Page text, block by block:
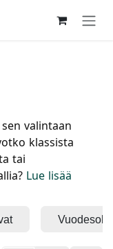
valintaan
klassista
tai
Lue lisää